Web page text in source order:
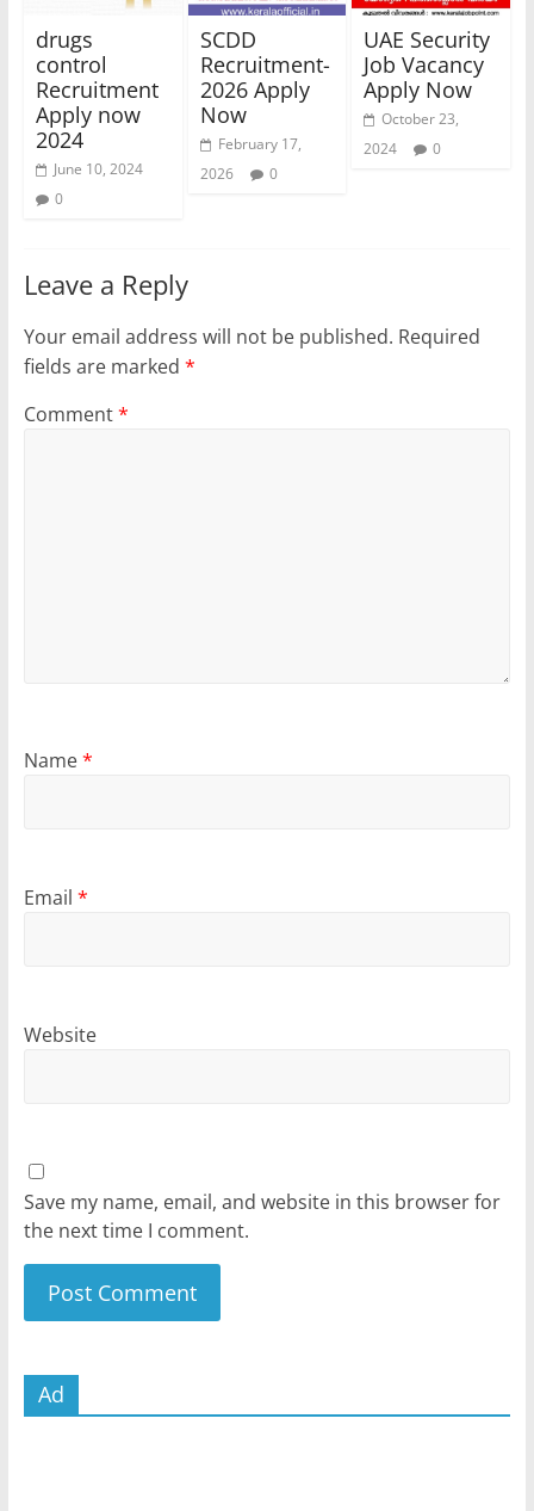
drugs
control
Recruitment
Apply now
2024
June 10, 2024
0
SCDD
Recruitment-
2026 Apply
Now
February 17,
2026
0
UAE Security
Job Vacancy
Apply Now
October 23,
2024
0
Leave a Reply
Your email address will not be published. Required
fields are marked *
Comment*
Name*
Email *
Website
Save my name, email, and website in this browser for
the next time I comment.
Ad